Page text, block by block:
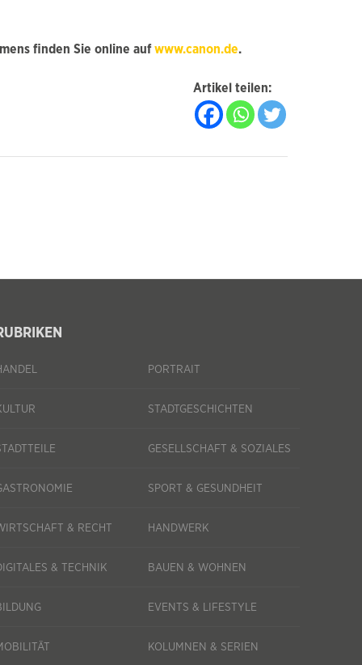
finden Sie online aufwww.canon.de.
Artikel teilen:
PORTRAIT
STADTGESCHICHTEN
GESELLSCHAFT & SOZIALES
SPORT & GESUNDHEIT
& RECHT HANDWERK
& TECHNIK BAUEN & WOHNEN
EVENTS & LIFESTYLE
KOLUMNEN & SERIEN